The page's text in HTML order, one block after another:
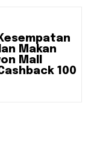
Makan
Mall
100